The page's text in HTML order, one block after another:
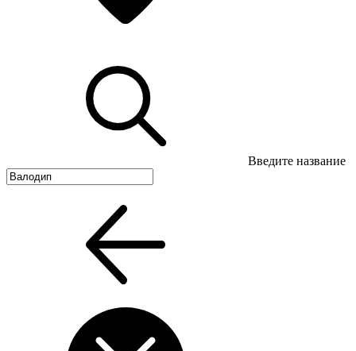
Введите название